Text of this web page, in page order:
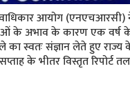
आयोग
के अभाव के कारण एक वर्ष
का स्वतः संज्ञान लेते हुए
के भीतर विस्तृत रिपोर्ट